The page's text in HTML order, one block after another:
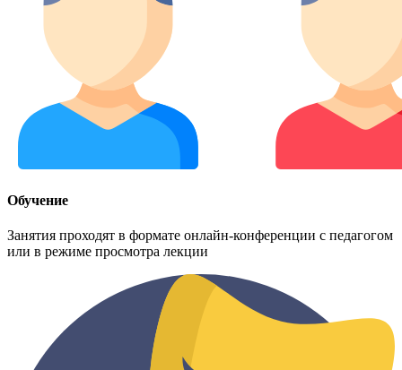
Обучение
Занятия проходят в формате онлайн-конференции с педагогом
или в режиме просмотра лекции